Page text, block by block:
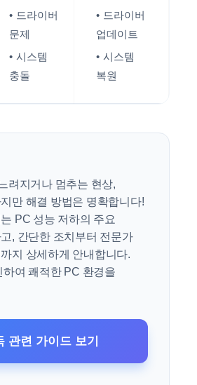
드라이버
문제
시스템
충돌
드라이버
업데이트
시스템
복원
려지거나 멈추는 현상,
만 해결 방법은 명확합니다!
PC 성능 저하의 주요
, 간단한 조치부터 전문가
지 상세하게 안내합니다.
하여 쾌적한 PC 환경을
관련 가이드 보기